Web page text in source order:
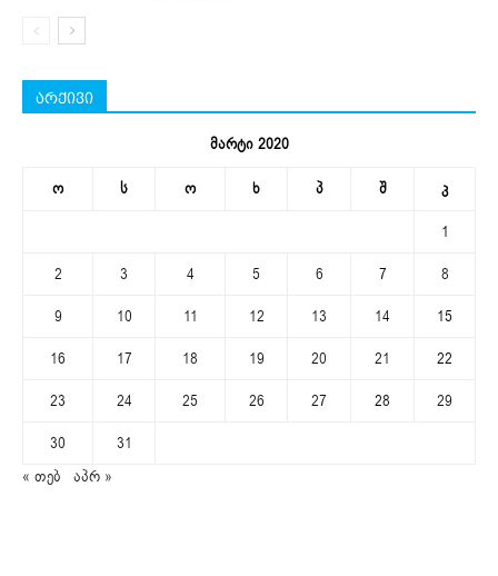
არქივი
მარტი 2020
ო ს ო ხ პ შ კ
1
2
3 4 5 6 7
8
9
10 11 12 13 14
15
16
17 18 19 20 21
22
23
24 25 26 27 28
29
30
31
« თებ
აპრ »